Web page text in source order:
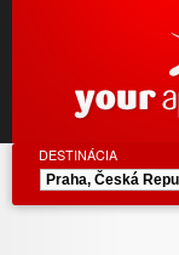
DESTINÁCIA